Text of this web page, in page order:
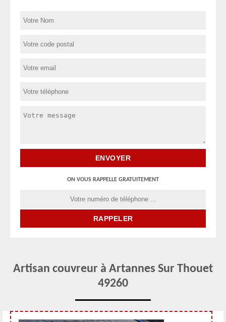
ON VOUS RAPPELLE GRATUITEMENT
Artisan couvreur à Artannes Sur Thouet
49260